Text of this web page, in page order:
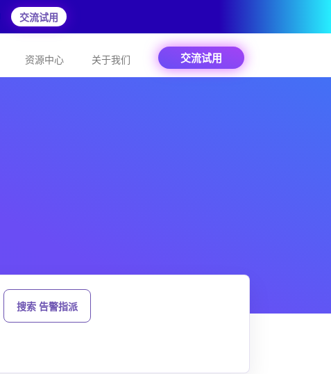
交流试用
资源中心 关于我们 交流试用
搜索 告警指派